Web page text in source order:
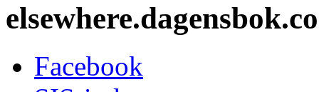
Facebook